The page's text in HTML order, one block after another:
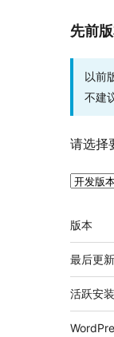
先前
以前
不建
请选择
额
外
信
息
版本
最后更新
活跃安